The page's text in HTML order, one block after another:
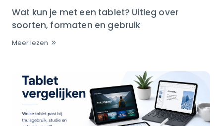
Wat kun je met een tablet? Uitleg over
soorten, formaten en gebruik
Meer lezen